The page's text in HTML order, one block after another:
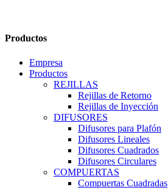
Productos
Empresa
Productos
REJILLAS
Rejillas de Retorno
Rejillas de Inyección
DIFUSORES
Difusores para Plafón
Difusores Lineales
Difusores Cuadrados
Difusores Circulares
COMPUERTAS
Compuertas Cuadradas